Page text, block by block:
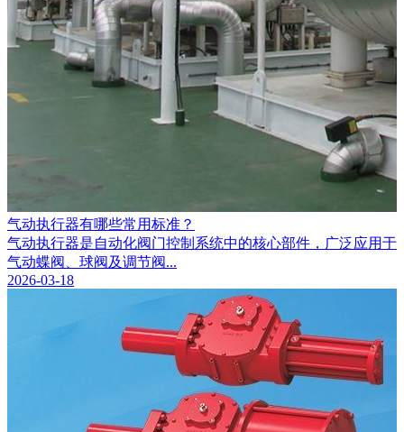
气动执行器有哪些常用标准？
气动执行器是自动化阀门控制系统中的核心部件，广泛应用于
气动蝶阀、球阀及调节阀...
2026-03-18